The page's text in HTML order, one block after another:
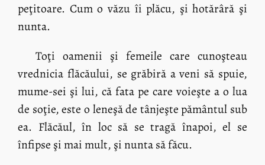
peţitoare. Cum o văzu îi plăcu, şi hotărâră şi
nunta.
Toţi oamenii şi femeile care cunoşteau
vrednicia flăcăului, se grăbiră a veni să spuie,
mume-sei şi lui, că fata pe care voieşte a o lua
de soţie, este o leneşă de tânjeşte pământul sub
ea. Flăcăul, în loc să se tragă înapoi, el se
înfipse şi mai mult, şi nunta să făcu.